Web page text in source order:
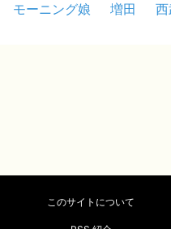
モーニング娘
増田
このサイトについて